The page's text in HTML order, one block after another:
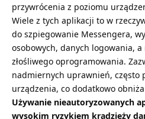
przywrócenia z poziomu
Wiele z tych aplikacji to w
do szpiegowanie Messengera,
osobowych, danych logowania,
złośliwego oprogramowania.
nadmiernych uprawnień, często
urządzenia, co dodatkowo
Używanie nieautoryzowanych
wysokim ryzykiem kradzieży